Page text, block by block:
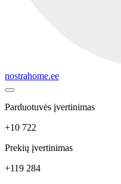
nostrahome.ee
Parduotuvės įvertinimas
+10 722
Prekių įvertinimas
+119 284